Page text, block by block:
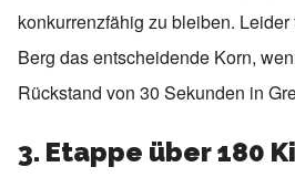
konkurrenzfähig zu bleiben.
Berg das entscheidende Korn,
Rückstand von 30 Sekunden in
3. Etappe über 180